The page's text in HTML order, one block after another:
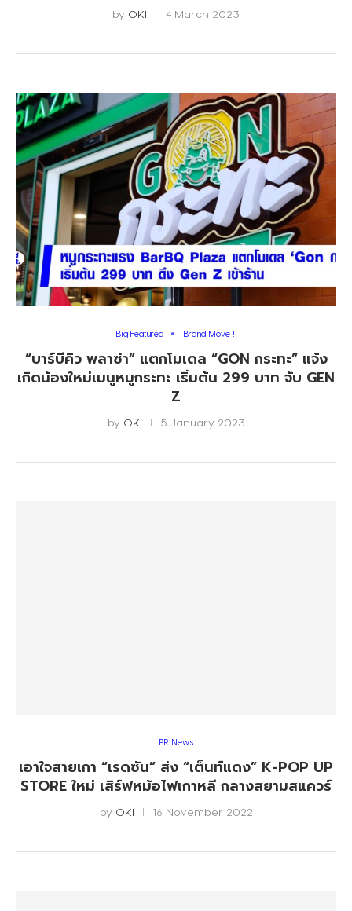
by OKI 4 March 2023
Big Featured Brand Move !!
“บาร์บีคิว พลาซ่า” แตกโมเดล “GON กระทะ” แจ้ง
เกิดน้องใหม่เมนูหมูกระทะ เริ่มต้น 299 บาท จับ GEN
Z
by OKI 5 January 2023
PR News
เอาใจสายเกา “เรดซัน” ส่ง “เต็นท์แดง” K-POP UP
STORE ใหม่ เสิร์ฟหม้อไฟเกาหลี กลางสยามสแควร์
by OKI 16 November 2022